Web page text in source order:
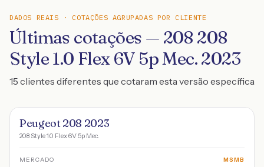
DADOS REAIS · COTAÇÕES AGRUPADAS POR CLIENTE
Últimas cotações — 208 208
Style 1.0 Flex 6V 5p Mec. 2023
15 clientes diferentes que cotaram esta versão específica
Peugeot 208 2023
208 Style 1.0 Flex 6V 5p Mec.
MERCADO MSMB